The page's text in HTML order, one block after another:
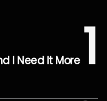
1
I Need It More